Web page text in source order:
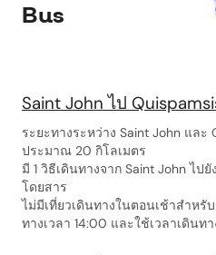
Bus
Saint John ไป
ระยะทางระหว่าง Saint John และ
ประมาณ 20 กิโลเมตร
มี 1 วิธีเดินทางจาก Saint John ไป
โดยสาร
ไม่มีเที่ยวเดินทางในตอนเช้าสำหรั
ทางเวลา 14:00 และใช้เวลาเดินท